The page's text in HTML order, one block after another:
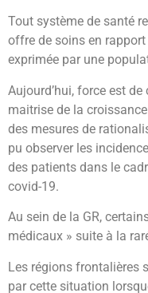
Tout système de santé
offre de soins en
exprimée par une
Aujourd’hui, force est
maitrise de la
des mesures de
pu observer les
des patients dans le
covid-19.
Au sein de la GR,
médicaux » suite à la
Les régions frontalières
par cette situation